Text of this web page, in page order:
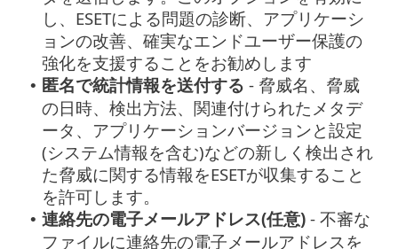
し、ESETによる問題の診断、アプリケーシ
ョンの改善、確実なエンドユーザー保護の
強化を支援することをお勧めします
• 匿名で統計情報を送付する - 脅威名、脅威
の日時、検出方法、関連付けられたメタデ
ータ、アプリケーションバージョンと設定
(システム情報を含む)などの新しく検出され
た脅威に関する情報をESETが収集すること
を許可します。
• 連絡先の電子メールアドレス(任意) - 不審な
ファイルに連絡先の電子メールアドレスを